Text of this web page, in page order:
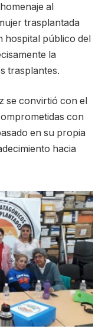
al
trasplantada
hospital público del
la
trasplantes.
se convirtió con el
con
en su propia
hacia